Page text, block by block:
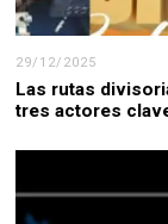
29/12/2025
Las rutas
tres actores